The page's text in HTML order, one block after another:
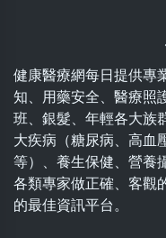
健康醫療網每日提供專
知、用藥安全、醫療照
班、銀髮、年輕各大族
大疾病（糖尿病、高血
等）、養生保健、營養
各類專家做正確、客觀
的最佳資訊平台。